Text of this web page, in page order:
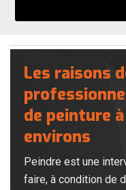
Les raisons
de peinture
environs
Peindre est une
faire, à condition de